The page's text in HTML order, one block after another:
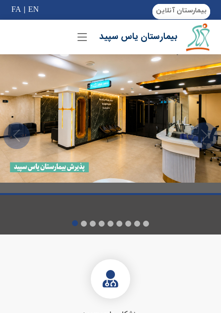
FA| EN بیمارستان آنلاین
if (Model != null) {
بیمارستان یاس سپید